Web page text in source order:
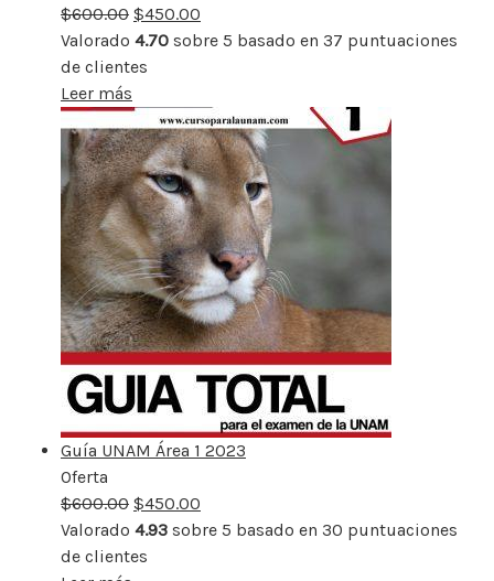
rebajado
$600.00 $450.00
Valorado 4.70 sobre 5 basado en 37 puntuaciones
de clientes
Leer más
Guía UNAM Área 1 2023
Oferta
rebajado
$600.00 $450.00
Valorado 4.93 sobre 5 basado en 30 puntuaciones
de clientes